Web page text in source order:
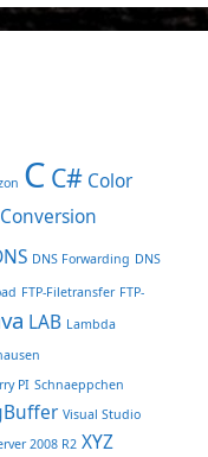
C C# Color
DNS Forwarding DNS
FTP-Filetransfer FTP-
LAB Lambda
PI Schnaeppchen
Visual Studio
2008 R2 XYZ